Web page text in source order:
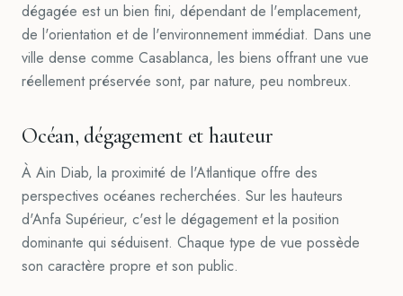
dégagée est un bien fini, dépendant de l'emplacement,
de l'orientation et de l'environnement immédiat. Dans une
ville dense comme Casablanca, les biens offrant une vue
réellement préservée sont, par nature, peu nombreux.
Océan, dégagement et hauteur
À Ain Diab, la proximité de l'Atlantique offre des
perspectives océanes recherchées. Sur les hauteurs
d'Anfa Supérieur, c'est le dégagement et la position
dominante qui séduisent. Chaque type de vue possède
son caractère propre et son public.